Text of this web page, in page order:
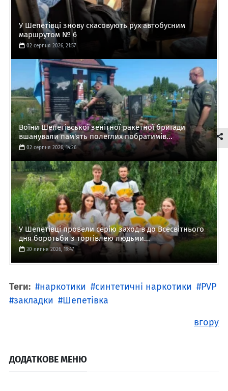
У Шепетівці знову скасовують рух автобусним
маршрутом № 6
02 серпня 2026, 21:57
Воїни Шепетівської зенітної ракетної бригади
вшанували пам'ять полеглих побратимів...
02 серпня 2026, 14:26
У Шепетівці провели серію заходів до Всесвітнього
дня боротьби з торгівлею людьми...
30 липня 2026, 19:47
Теги: наркотики синтетичні наркотики
PVP
закладки
Шепетівка
вгору
ДОДАТКОВЕ МЕНЮ